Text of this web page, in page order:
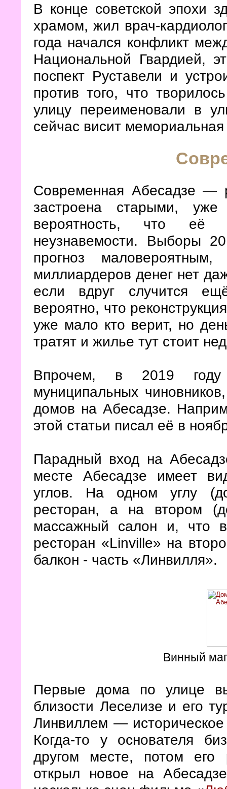
В конце советской эпохи
храмом, жил врач-
года начался конфликт
Национальной Гвардией,
поспект Руставели и
против того, что
улицу переименовали в
сейчас висит
Современная Абесадзе —
застроена старыми,
вероятность, что её
неузнавемости. Выборы
прогноз
миллиардеров денег нет
если вдруг случится
вероятно, что
уже мало кто верит, но
тратят и жилье тут стоит
Впрочем, в 2019
муниципальных
домов на Абесадзе.
этой статьи писал её в
Парадный вход на
месте Абесадзе имеет
углов. На одном углу
ресторан, а на втором
массажный салон и, что
ресторан «Linville» на
балкон - часть «Линвилля».
Винный
Первые дома по улице
близости Леселизе и его
Линвиллем —
Когда-то у основателя
другом месте, потом его
открыл новое на